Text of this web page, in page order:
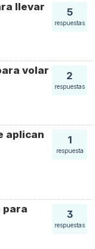
5
respuestas
llevar
2
respuestas
volar
1
respuesta
aplican
3
respuestas
para